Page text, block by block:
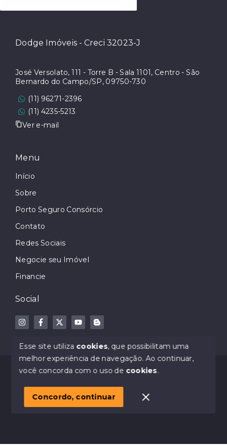
Dodge Imóveis - Creci 32023-J
José Versolato, 111 - Torre B - Sala 1101, Centro - São
Bernardo do Campo/SP, 09750-730
(11) 96271-2396
(11) 4235-5213
Ver e-mail
Menu
Início
Sobre
Porto Seguro Consórcio
Contato
Redes Sociais
Negocie seu Imóvel
Financie
Social
© Copyright 2026 - Dodge Imóveis - Creci 32023-J -
SITE PARA IMOBILIARIA
Esse site utiliza cookies, que possibilitam uma
melhor experiência de navegação.Ao continuar,
você concorda com o uso de cookies.
Concordo, continuar